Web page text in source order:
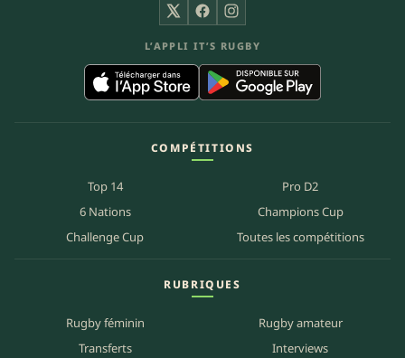
X FacebookInstagram
L’APPLI IT’S RUGBY
COMPÉTITIONS
Top 14
Pro D2
6 Nations
Champions Cup
Challenge Cup
Toutes les compétitions
RUBRIQUES
Rugby féminin
Rugby amateur
Transferts
Interviews